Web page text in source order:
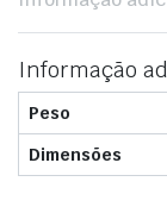
Informação
Peso
Dimensões